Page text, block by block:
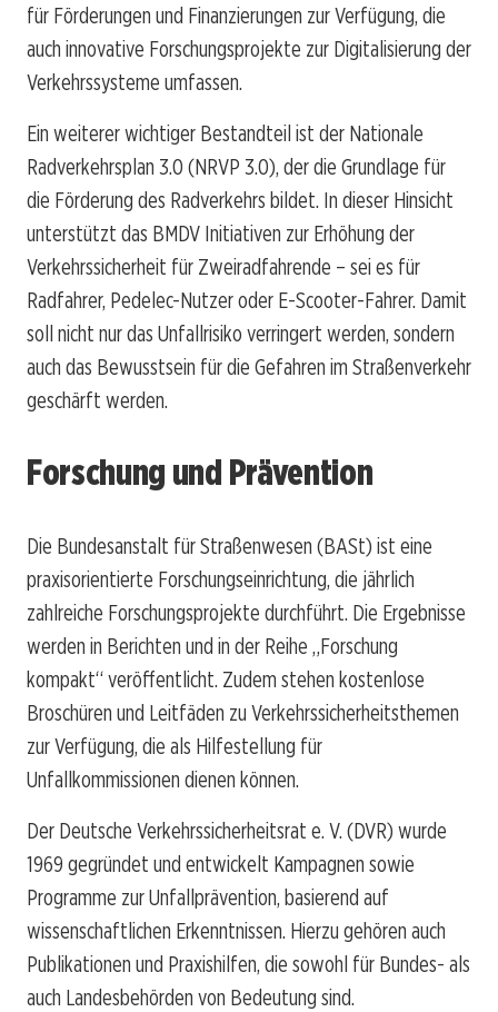
für Förderungen und Finanzierungen zur Verfügung, die
auch innovative Forschungsprojekte zur Digitalisierung der
Verkehrssysteme umfassen.
Ein weiterer wichtiger Bestandteil ist der Nationale
Radverkehrsplan 3.0 (NRVP 3.0), der die Grundlage für
die Förderung des Radverkehrs bildet. In dieser Hinsicht
unterstützt das BMDV Initiativen zur Erhöhung der
Verkehrssicherheit für Zweiradfahrende – sei es für
Radfahrer, Pedelec-Nutzer oder E-Scooter-Fahrer. Damit
soll nicht nur das Unfallrisiko verringert werden, sondern
auch das Bewusstsein für die Gefahren im Straßenverkehr
geschärft werden.
Forschung und Prävention
Die Bundesanstalt für Straßenwesen (BASt) ist eine
praxisorientierte Forschungseinrichtung, die jährlich
zahlreiche Forschungsprojekte durchführt. Die Ergebnisse
werden in Berichten und in der Reihe „Forschung
kompakt“ veröffentlicht. Zudem stehen kostenlose
Broschüren und Leitfäden zu Verkehrssicherheitsthemen
zur Verfügung, die als Hilfestellung für
Unfallkommissionen dienen können.
Der Deutsche Verkehrssicherheitsrat e. V. (DVR) wurde
1969 gegründet und entwickelt Kampagnen sowie
Programme zur Unfallprävention, basierend auf
wissenschaftlichen Erkenntnissen. Hierzu gehören auch
Publikationen und Praxishilfen, die sowohl für Bundes- als
auch Landesbehörden von Bedeutung sind.